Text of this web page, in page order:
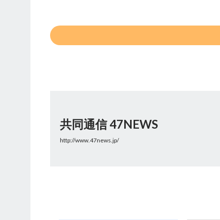
共同通信 47NEWS
http://www.47news.jp/